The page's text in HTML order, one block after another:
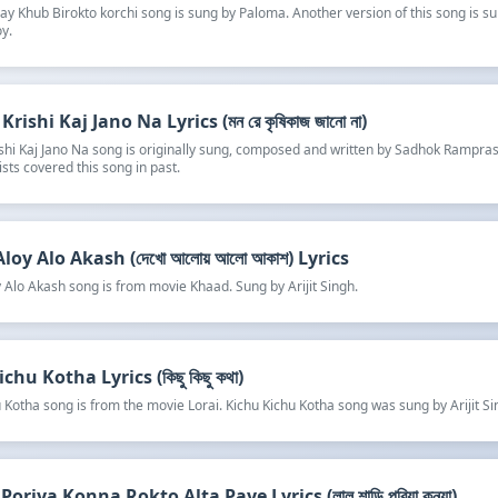
Khub Birokto korchi song is sung by Paloma. Another version of this song is
Kaj Jano Na Lyrics (মন রে কৃষিকাজ জানো না)
Kaj Jano Na song is originally sung, composed and written by Sadhok
covered this song in past.
Alo Akash (দেখো আলোয় আলো আকাশ) Lyrics
Alo Akash song is from movie Khaad. Sung by Arijit Singh.
Kotha Lyrics (কিছু কিছু কথা)
Kotha song is from the movie Lorai. Kichu Kichu Kotha song was sung by Arijit